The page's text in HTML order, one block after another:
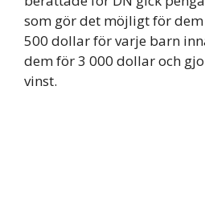
som gör det möjligt för
500 dollar för varje barn
dem för 3 000 dollar och
vinst.